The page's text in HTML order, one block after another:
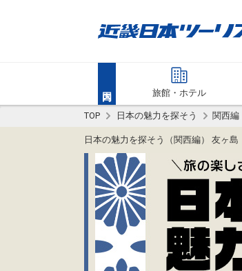
旅館・ホテル
TOP 日本の魅力を探そう 関西編
日本の魅力を探そう（関西編） 友ヶ島